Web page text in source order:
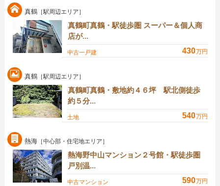
真鶴 ［駅周辺エリア］
真鶴町真鶴・駅徒歩圏 スーパー＆個人商
店が...
中古一戸建 430万円
真鶴 ［駅周辺エリア］
真鶴町真鶴・敷地約４６坪 駅北側徒歩
約５分...
土地 540万円
熱海 ［中心部・住宅地エリア］
熱海野中山マンション２号館・駅徒歩圏
戸別温...
中古マンション 590万円